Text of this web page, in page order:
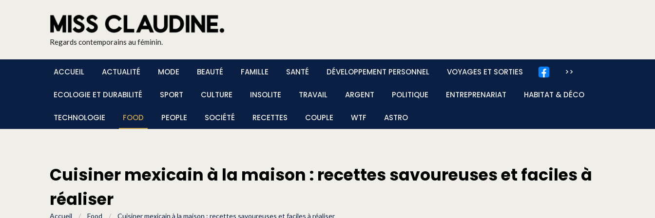
Regards contemporains au féminin.
ACCUEIL ACTUALITÉ MODE BEAUTÉ FAMILLE SANTÉ DÉVELOPPEMENT PERSONNEL VOYAGES ET SORTIES >>
ECOLOGIE ET DURABILITÉ SPORT CULTURE INSOLITE TRAVAIL ARGENT POLITIQUE ENTREPRENARIAT HABITAT & DÉCO
TECHNOLOGIE FOOD PEOPLE SOCIÉTÉ RECETTES COUPLE WTF ASTRO
Cuisiner mexicain à la maison : recettes savoureuses et faciles à
réaliser
Accueil / Food / Cuisiner mexicain à la maison : recettes savoureuses et faciles à réaliser